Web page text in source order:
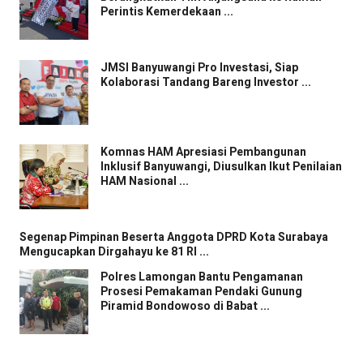
Perintis Kemerdekaan ...
JMSI Banyuwangi Pro Investasi, Siap
Kolaborasi Tandang Bareng Investor ...
Komnas HAM Apresiasi Pembangunan
Inklusif Banyuwangi, Diusulkan Ikut Penilaian
HAM Nasional ...
Segenap Pimpinan Beserta Anggota DPRD Kota Surabaya
Mengucapkan Dirgahayu ke 81 RI ...
Polres Lamongan Bantu Pengamanan
Prosesi Pemakaman Pendaki Gunung
Piramid Bondowoso di Babat ...